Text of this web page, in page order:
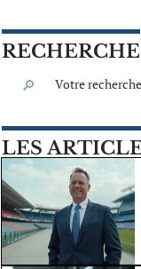
RECHERCHE
LES